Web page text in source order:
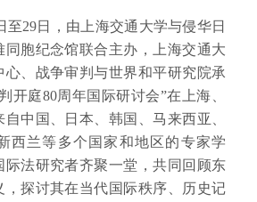
至29日，由上海交通大学与侵华日
同胞纪念馆联合主办，上海交通大
心、战争审判与世界和平研究院承
开庭80周年国际研讨会”在上海、
中国、日本、韩国、马来西亚、
西兰等多个国家和地区的专家学
际法研究者齐聚一堂，共同回顾东
，探讨其在当代国际秩序、历史记